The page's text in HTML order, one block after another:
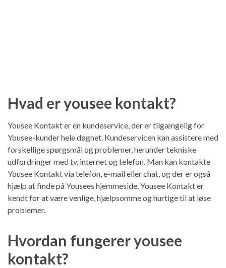
Hvad er yousee kontakt?
Yousee Kontakt er en kundeservice, der er tilgængelig for
Yousee-kunder hele døgnet. Kundeservicen kan assistere med
forskellige spørgsmål og problemer, herunder tekniske
udfordringer med tv, internet og telefon. Man kan kontakte
Yousee Kontakt via telefon, e-mail eller chat, og der er også
hjælp at finde på Yousees hjemmeside. Yousee Kontakt er
kendt for at være venlige, hjælpsomme og hurtige til at løse
problemer.
Hvordan fungerer yousee
kontakt?